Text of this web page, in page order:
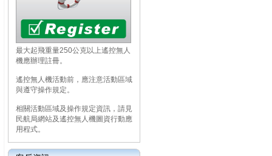
最大起飛重量250公克以上遙控無人
機應辦理註冊。
遙控無人機活動前，應注意活動區域
與遵守操作規定。
相關活動區域及操作規定資訊，請見
民航局網站及遙控無人機圖資行動應
用程式。